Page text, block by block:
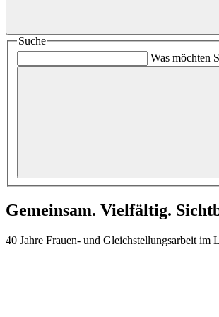
Suche
Was möchten
Gemeinsam. Vielfältig.
40 Jahre Frauen- und Gleichstellungsarbeit